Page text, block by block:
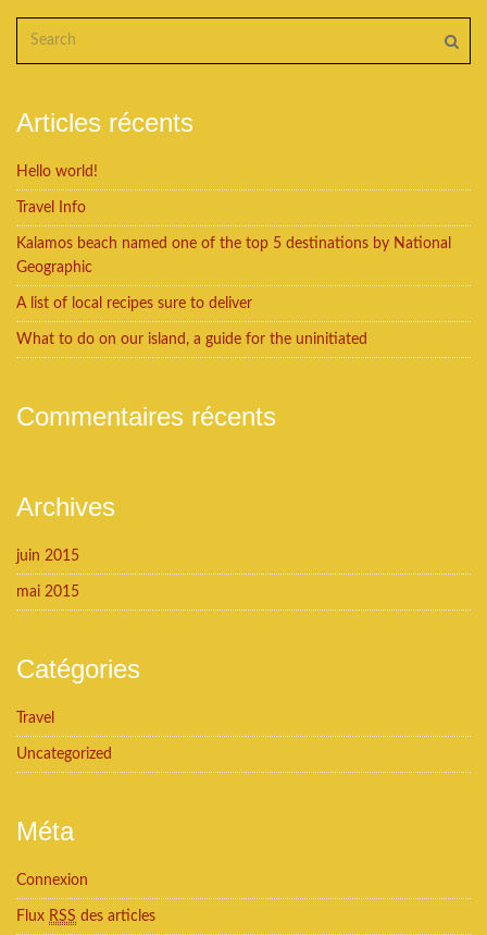
Articles récents
Hello world!
Travel Info
Kalamos beach named one of the top 5 destinations by National
Geographic
A list of local recipes sure to deliver
What to do on our island, a guide for the uninitiated
Commentaires récents
Archives
juin 2015
mai 2015
Catégories
Travel
Uncategorized
Méta
Connexion
Flux RSS des articles